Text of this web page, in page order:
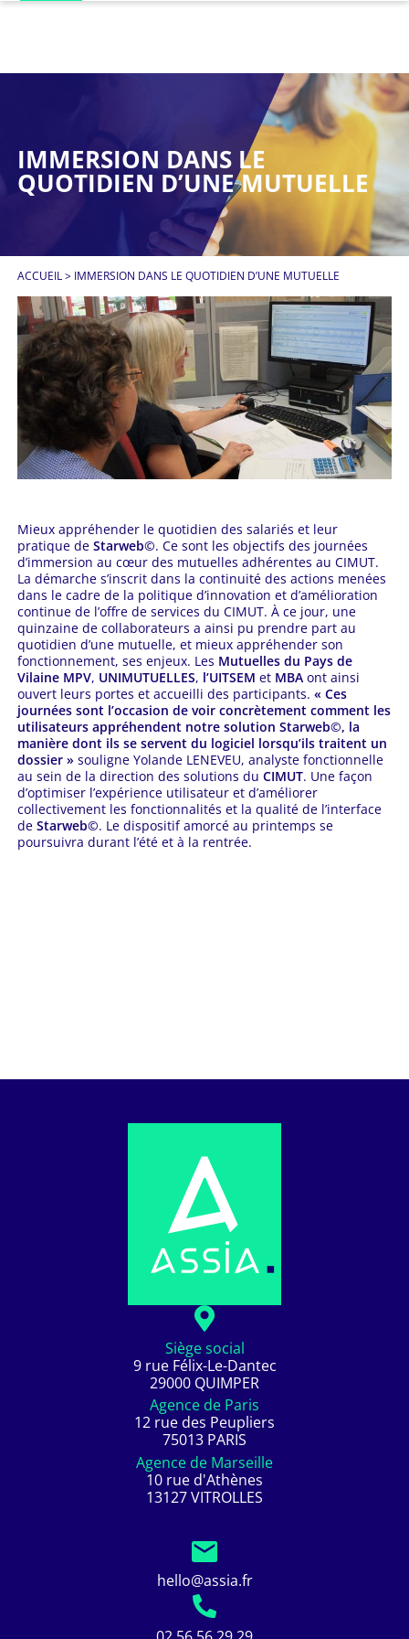
IMMERSION DANS LE
QUOTIDIEN D’UNE MUTUELLE
ACCUEIL> IMMERSION DANS LE QUOTIDIEN D’UNE MUTUELLE
Mieux appréhender le quotidien des salariés et leur
pratique de Starweb©. Ce sont les objectifs des journées
d’immersion au cœur des mutuelles adhérentes au CIMUT.
La démarche s’inscrit dans la continuité des actions menées
dans le cadre de la politique d’innovation et d’amélioration
continue de l’offre de services du CIMUT. À ce jour, une
quinzaine de collaborateurs a ainsi pu prendre part au
quotidien d’une mutuelle, et mieux appréhender son
fonctionnement, ses enjeux. Les Mutuelles du Pays de
Vilaine MPV, UNIMUTUELLES, l’UITSEM et MBA ont ainsi
ouvert leurs portes et accueilli des participants. « Ces
journées sont l’occasion de voir concrètement comment les
utilisateurs appréhendent notre solution Starweb©, la
manière dont ils se servent du logiciel lorsqu’ils traitent un
dossier » souligne Yolande LENEVEU, analyste fonctionnelle
au sein de la direction des solutions du CIMUT. Une façon
d’optimiser l’expérience utilisateur et d’améliorer
collectivement les fonctionnalités et la qualité de l’interface
de Starweb©. Le dispositif amorcé au printemps se
poursuivra durant l’été et à la rentrée.
Siège social
9 rue Félix-Le-Dantec
29000 QUIMPER
Agence de Paris
12 rue des Peupliers
75013 PARIS
Agence de Marseille
10 rue d'Athènes
13127 VITROLLES
hello@assia.fr